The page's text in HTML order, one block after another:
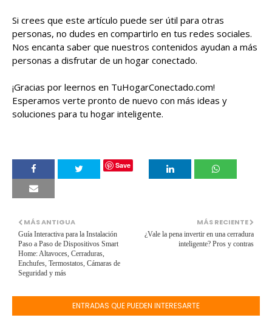
Si crees que este artículo puede ser útil para otras
personas, no dudes en compartirlo en tus redes sociales.
Nos encanta saber que nuestros contenidos ayudan a más
personas a disfrutar de un hogar conectado.
¡Gracias por leernos en TuHogarConectado.com!
Esperamos verte pronto de nuevo con más ideas y
soluciones para tu hogar inteligente.
Save
MÁS RECIENTE
¿Vale la pena invertir en una cerradura
inteligente? Pros y contras
MÁS ANTIGUA
Guía Interactiva para la Instalación
Paso a Paso de Dispositivos Smart
Home: Altavoces, Cerraduras,
Enchufes, Termostatos, Cámaras de
Seguridad y más
ENTRADAS QUE PUEDEN INTERESARTE